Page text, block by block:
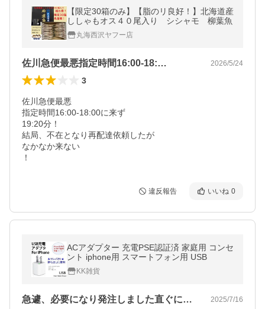
【限定30箱のみ】【脂のリ良好！】北海道産
ししゃもオス４０尾入り シシャモ 柳葉魚
丸海西沢ヤフー店
佐川急便最悪指定時間16:00-18:… 2026/5/24
3
佐川急便最悪
指定時間16:00-18:00に来ず
19:20分！
結局、不在となり再配達依頼したが
なかなか来ない
！
違反報告 いいね 0
ACアダプター 充電PSE認証済 家庭用 コンセ
ント iphone用 スマートフォン用 USB
KK雑貨
急遽、必要になり発注しました直ぐに届き… 2025/7/16